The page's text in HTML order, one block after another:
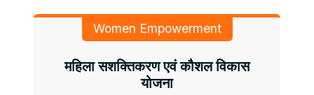
Women Empowerment
महिला सशक्तिकरण एवं कौशल विकास
योजना